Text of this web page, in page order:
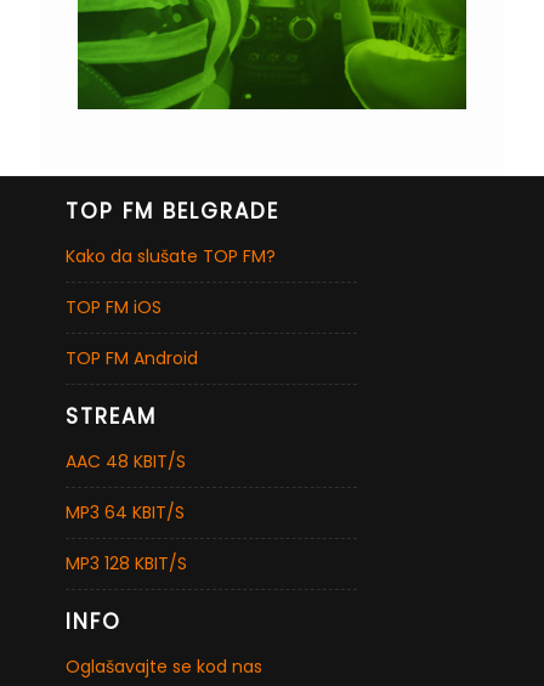
TOP FM BELGRADE
Kako da slušate TOP FM?
TOP FM iOS
TOP FM Android
STREAM
AAC 48 KBIT/S
MP3 64 KBIT/S
MP3 128 KBIT/S
INFO
Oglašavajte se kod nas